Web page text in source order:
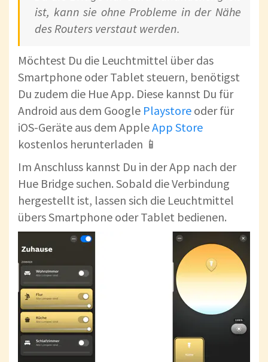
ist, kann sie ohne Probleme in der Nähe
des Routers verstaut werden.
Möchtest Du die Leuchtmittel über das
Smartphone oder Tablet steuern, benötigst
Du zudem die Hue App. Diese kannst Du für
Android aus dem Google Playstore oder für
iOS-Geräte aus dem AppleApp Store
kostenlos herunterladen 📱
Im Anschluss kannst Du in der App nach der
Hue Bridge suchen. Sobald die Verbindung
hergestellt ist, lassen sich die Leuchtmittel
übers Smartphone oder Tablet bedienen.